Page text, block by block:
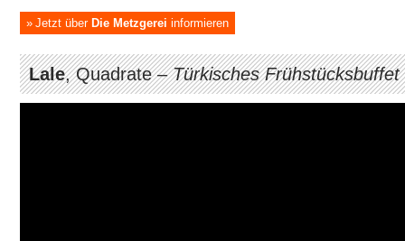
Jetzt über Die Metzgerei informieren
Lale, Quadrate –Türkisches Frühstücksbuffet